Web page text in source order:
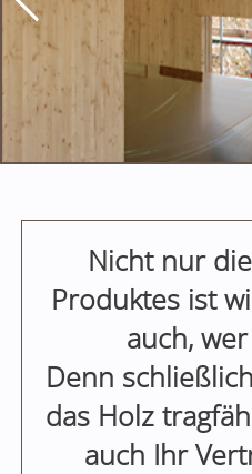
Nicht nur
Produktes ist
auch,
Denn
das Holz
auch Ihr